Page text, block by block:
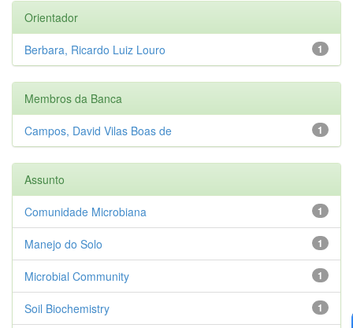
Orientador
1
Berbara, Ricardo Luiz Louro
Membros da Banca
1
Campos, David Vilas Boas de
Assunto
1
Comunidade Microbiana
1
Manejo do Solo
1
Microbial Community
1
Soil Biochemistry